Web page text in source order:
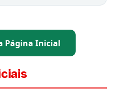
Página Inicial